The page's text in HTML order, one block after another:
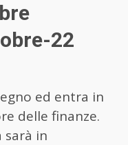
22
ed entra in
delle finanze.
sarà in